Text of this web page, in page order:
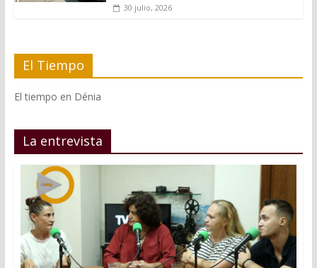
30 julio, 2026
El Tiempo
El tiempo en Dénia
La entrevista